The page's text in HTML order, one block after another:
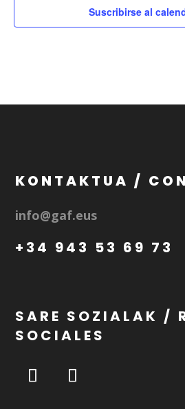
Suscribirse al
KONTAKTUA /
info@gaf.eus
+34 943 53 69 73
SARE SOZIALAK /
SOCIALES